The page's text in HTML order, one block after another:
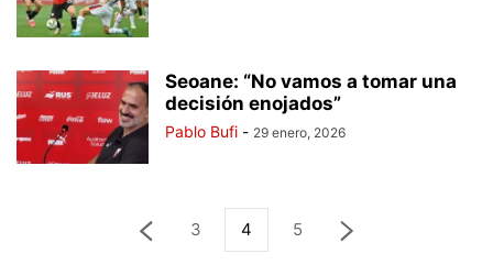
Seoane: “No vamos a tomar una
decisión enojados”
Pablo Bufi - 29 enero, 2026
3 4 5